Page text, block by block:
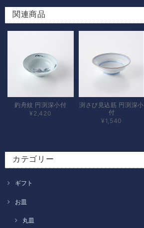
関連商品
釣舟紋 円渕深小付
¥2,420
渕さび見込筋 円渕深小
付
¥1,540
カテゴリー
ギフト
お皿
丸皿